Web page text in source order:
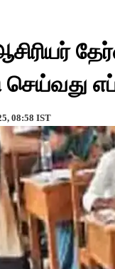
08:58 IST